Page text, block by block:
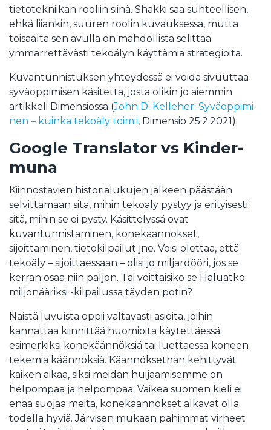
tietotekniikan rooliin siinä. Shakki saa suhteellisen,
ehkä liiankin, suuren roolin kuvauksessa, mutta
toisaalta sen avulla on mahdollista selittää
ymmärrettävästi tekoälyn käyttämiä strategioita.
Kuvantunnistuksen yhteydessä ei voida sivuuttaa
syväoppimisen käsitettä, josta olikin jo aiemmin
artikkeli Dimensiossa (John D. Kel­le­her: Sy­väop­pi­mi­
nen – kuin­ka te­koä­ly toi­mii, Dimensio 25.2.2021).
Google Translator vs Kinder-
muna
Kiinnostavien historialukujen jälkeen päästään
selvittämään sitä, mihin tekoäly pystyy ja erityisesti
sitä, mihin se ei pysty. Käsittelyssä ovat
kuvantunnistaminen, konekäännökset,
sijoittaminen, tietokilpailut jne. Voisi olettaa, että
tekoäly – sijoittaessaan – olisi jo miljardööri, jos se
kerran osaa niin paljon. Tai voittaisiko se Haluatko
miljonääriksi -kilpailussa täyden potin?
Näistä luvuista oppii valtavasti asioita, joihin
kannattaa kiinnittää huomioita käytettäessä
esimerkiksi konekäännöksiä tai luettaessa koneen
tekemiä käännöksiä. Käännöksethän kehittyvät
kaiken aikaa, siksi meidän huijaamisemme on
helpompaa ja helpompaa. Vaikea suomen kieli ei
enää suojaa meitä, konekäännökset alkavat olla
todella hyviä. Järvisen mukaan pahimmat virheet